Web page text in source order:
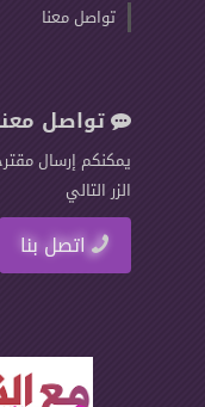
تواصل معنا
تواصل
يمكنكم إرسال
الزر التالي
اتصل بنا